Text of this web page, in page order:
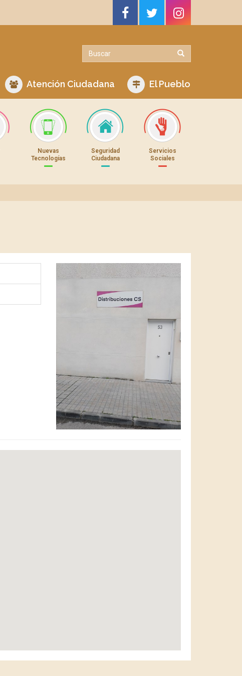
Atención Ciudadana El Pueblo
Nuevas
Tecnologías
Seguridad
Ciudadana
Servicios
Sociales